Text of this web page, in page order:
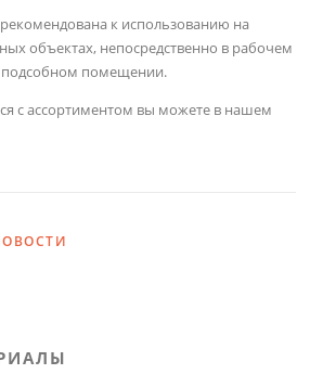
к использованию на
объектах, непосредственно в рабочем
помещении.
с ассортиментом вы можете в нашем